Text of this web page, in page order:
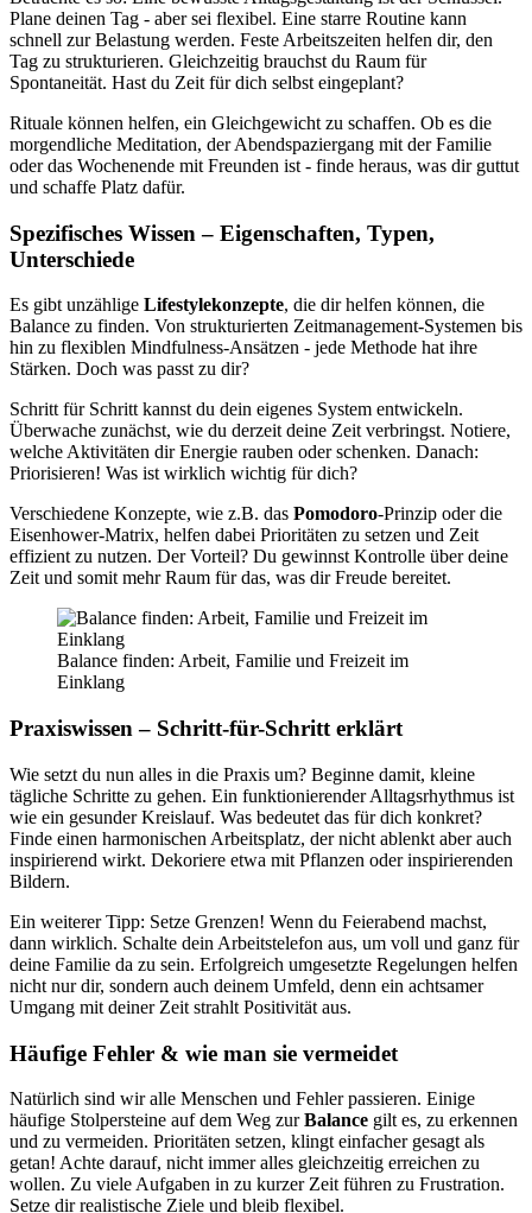
Plane deinen Tag - aber sei flexibel. Eine starre Routine kann
schnell zur Belastung werden. Feste Arbeitszeiten helfen dir, den
Tag zu strukturieren. Gleichzeitig brauchst du Raum für
Spontaneität. Hast du Zeit für dich selbst eingeplant?
Rituale können helfen, ein Gleichgewicht zu schaffen. Ob es die
morgendliche Meditation, der Abendspaziergang mit der Familie
oder das Wochenende mit Freunden ist - finde heraus, was dir guttut
und schaffe Platz dafür.
Spezifisches Wissen – Eigenschaften, Typen,
Unterschiede
Es gibt unzählige Lifestylekonzepte, die dir helfen können, die
Balance zu finden. Von strukturierten Zeitmanagement-Systemen bis
hin zu flexiblen Mindfulness-Ansätzen - jede Methode hat ihre
Stärken. Doch was passt zu dir?
Schritt für Schritt kannst du dein eigenes System entwickeln.
Überwache zunächst, wie du derzeit deine Zeit verbringst. Notiere,
welche Aktivitäten dir Energie rauben oder schenken. Danach:
Priorisieren! Was ist wirklich wichtig für dich?
Verschiedene Konzepte, wie z.B. das Pomodoro-Prinzip oder die
Eisenhower-Matrix, helfen dabei Prioritäten zu setzen und Zeit
effizient zu nutzen. Der Vorteil? Du gewinnst Kontrolle über deine
Zeit und somit mehr Raum für das, was dir Freude bereitet.
Balance finden: Arbeit, Familie und Freizeit im
Einklang
Praxiswissen – Schritt-für-Schritt erklärt
Wie setzt du nun alles in die Praxis um? Beginne damit, kleine
tägliche Schritte zu gehen. Ein funktionierender Alltagsrhythmus ist
wie ein gesunder Kreislauf. Was bedeutet das für dich konkret?
Finde einen harmonischen Arbeitsplatz, der nicht ablenkt aber auch
inspirierend wirkt. Dekoriere etwa mit Pflanzen oder inspirierenden
Bildern.
Ein weiterer Tipp: Setze Grenzen! Wenn du Feierabend machst,
dann wirklich. Schalte dein Arbeitstelefon aus, um voll und ganz für
deine Familie da zu sein. Erfolgreich umgesetzte Regelungen helfen
nicht nur dir, sondern auch deinem Umfeld, denn ein achtsamer
Umgang mit deiner Zeit strahlt Positivität aus.
Häufige Fehler & wie man sie vermeidet
Natürlich sind wir alle Menschen und Fehler passieren. Einige
häufige Stolpersteine auf dem Weg zurBalance gilt es, zu erkennen
und zu vermeiden. Prioritäten setzen, klingt einfacher gesagt als
getan! Achte darauf, nicht immer alles gleichzeitig erreichen zu
wollen. Zu viele Aufgaben in zu kurzer Zeit führen zu Frustration.
Setze dir realistische Ziele und bleib flexibel.